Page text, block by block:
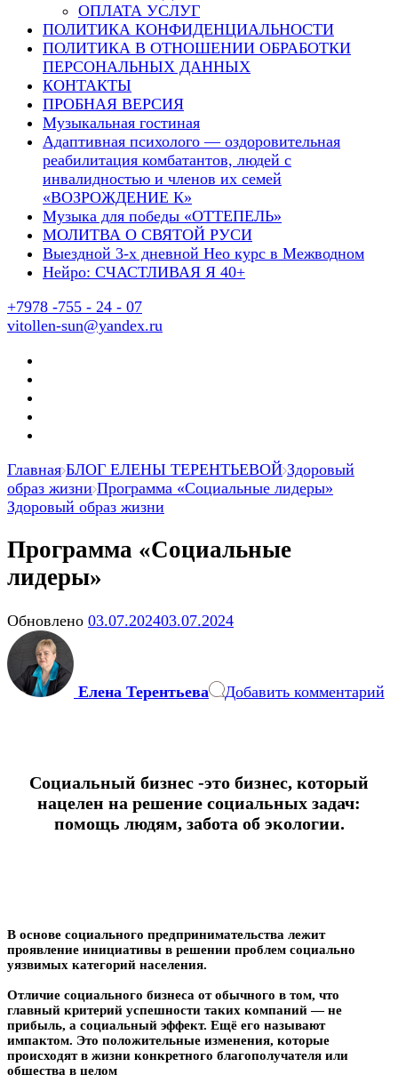
ОПЛАТА УСЛУГ
ПОЛИТИКА КОНФИДЕНЦИАЛЬНОСТИ
ПОЛИТИКА В ОТНОШЕНИИ ОБРАБОТКИ
ПЕРСОНАЛЬНЫХ ДАННЫХ
КОНТАКТЫ
ПРОБНАЯ ВЕРСИЯ
Музыкальная гостиная
Адаптивная психолого — оздоровительная
реабилитация комбатантов, людей с
инвалидностью и членов их семей
«ВОЗРОЖДЕНИЕ К»
Музыка для победы «ОТТЕПЕЛЬ»
МОЛИТВА О СВЯТОЙ РУСИ
Выездной 3-х дневной Нео курс в Межводном
Нейро: СЧАСТЛИВАЯ Я 40+
+7978 -755 - 24 - 07
vitollen-sun@yandex.ru
Главная БЛОГ ЕЛЕНЫ ТЕРЕНТЬЕВОЙ Здоровый
образ жизни Программа «Социальные лидеры»
Здоровый образ жизни
Программа «Социальные
лидеры»
Обновлено 03.07.202403.07.2024
Елена Терентьева Добавить комментарий
Социальный бизнес -это бизнес, который
нацелен на решение социальных задач:
помощь людям, забота об экологии.
В основе социального предпринимательства лежит
проявление инициативы в решении проблем социально
уязвимых категорий населения.
Отличие социального бизнеса от обычного в том, что
главный критерий успешности таких компаний — не
прибыль, а социальный эффект. Ещё его называют
импактом. Это положительные изменения, которые
происходят в жизни конкретного благополучателя или
общества в целом